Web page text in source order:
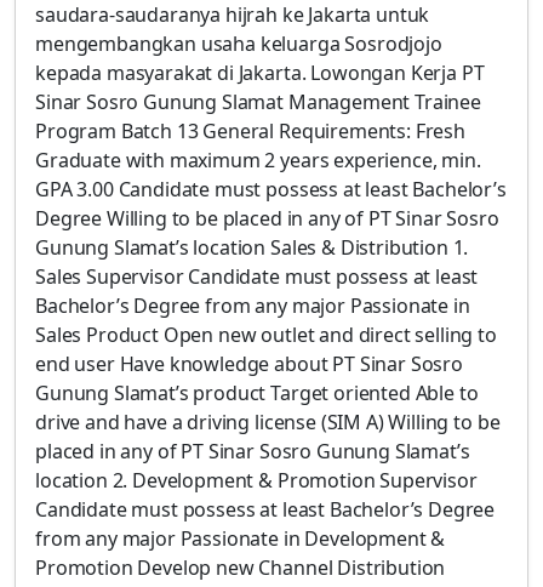
saudara-saudaranya hijrah ke Jakarta untuk
mengembangkan usaha keluarga Sosrodjojo
kepada masyarakat di Jakarta. Lowongan Kerja PT
Sinar Sosro Gunung Slamat Management Trainee
Program Batch 13 General Requirements: Fresh
Graduate with maximum 2 years experience, min.
GPA 3.00 Candidate must possess at least Bachelor’s
Degree Willing to be placed in any of PT Sinar Sosro
Gunung Slamat’s location Sales & Distribution 1.
Sales Supervisor Candidate must possess at least
Bachelor’s Degree from any major Passionate in
Sales Product Open new outlet and direct selling to
end user Have knowledge about PT Sinar Sosro
Gunung Slamat’s product Target oriented Able to
drive and have a driving license (SIM A) Willing to be
placed in any of PT Sinar Sosro Gunung Slamat’s
location 2. Development & Promotion Supervisor
Candidate must possess at least Bachelor’s Degree
from any major Passionate in Development &
Promotion Develop new Channel Distribution